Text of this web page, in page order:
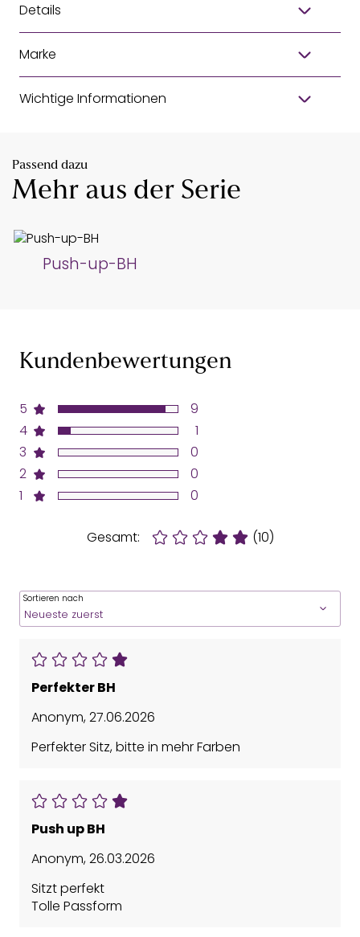
Details
Marke
Wichtige Informationen
Passend dazu
Mehr aus der Serie
Push-up-BH
Kundenbewertungen
5
4
3
2
1
9
1
0
0
0
Gesamt: (10)
Sortieren nach
Perfekter BH
Anonym,27.06.2026
Perfekter Sitz, bitte in mehr Farben
Push up BH
Anonym,26.03.2026
Sitzt perfekt
Tolle Passform